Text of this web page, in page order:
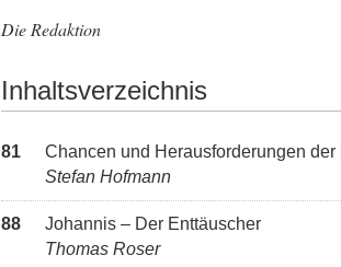
Die Redaktion
Inhaltsverzeichnis
81
Chancen und Herausforderungen der
Stefan Hofmann
88
Johannis – Der Enttäuscher
Thomas Roser